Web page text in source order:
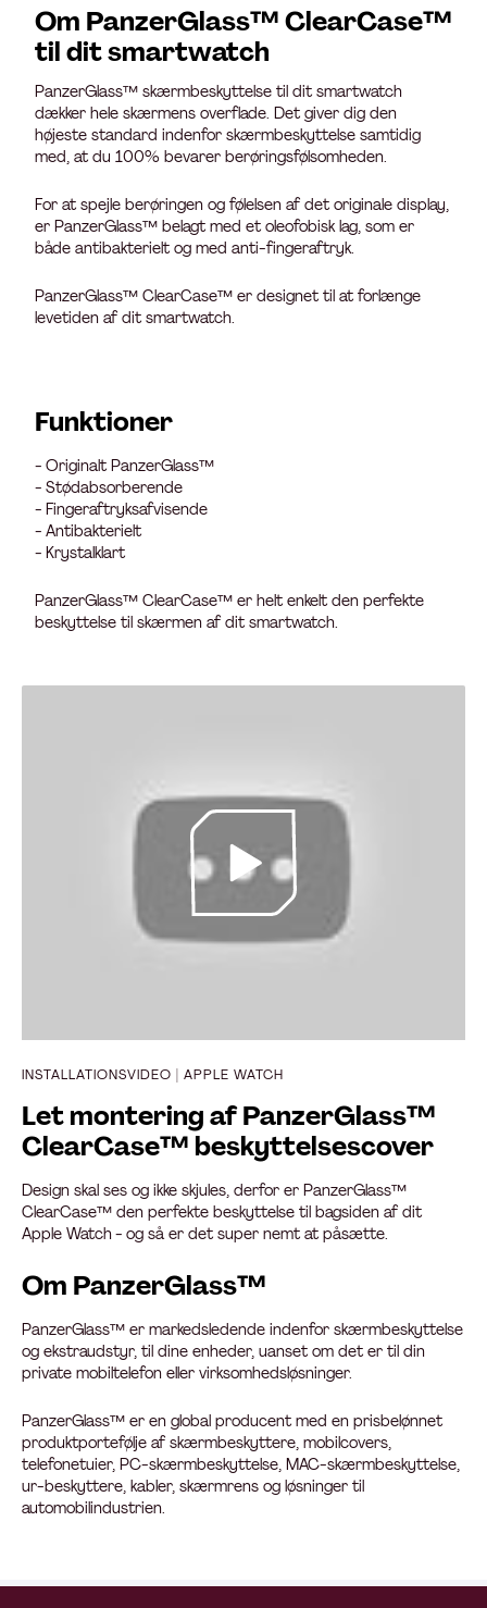
Om PanzerGlass™ ClearCase™
til dit smartwatch
PanzerGlass™ skærmbeskyttelse til dit smartwatch
dækker hele skærmens overflade. Det giver dig den
højeste standard indenfor skærmbeskyttelse samtidig
med, at du 100% bevarer berøringsfølsomheden.
For at spejle berøringen og følelsen af det originale display,
er PanzerGlass™ belagt med et oleofobisk lag, som er
både antibakterielt og med anti-fingeraftryk.
PanzerGlass™ ClearCase™ er designet til at forlænge
levetiden af dit smartwatch.
Funktioner
- Originalt PanzerGlass™
- Stødabsorberende
- Fingeraftryksafvisende
- Antibakterielt
- Krystalklart
PanzerGlass™ ClearCase™ er helt enkelt den perfekte
beskyttelse til skærmen af dit smartwatch.
INSTALLATIONSVIDEO | APPLE WATCH
Let montering af PanzerGlass™
ClearCase™ beskyttelsescover
Design skal ses og ikke skjules, derfor er PanzerGlass™
ClearCase™ den perfekte beskyttelse til bagsiden af dit
Apple Watch - og så er det super nemt at påsætte.
Om PanzerGlass™
PanzerGlass™ er markedsledende indenfor skærmbeskyttelse
og ekstraudstyr, til dine enheder, uanset om det er til din
private mobiltelefon eller virksomhedsløsninger.
PanzerGlass™ er en global producent med en prisbelønnet
produktportefølje af skærmbeskyttere, mobilcovers,
telefonetuier, PC-skærmbeskyttelse, MAC-skærmbeskyttelse,
ur-beskyttere, kabler, skærmrens og løsninger til
automobilindustrien.